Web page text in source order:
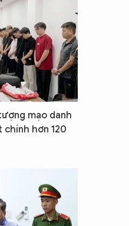
mạo danh
hơn 120